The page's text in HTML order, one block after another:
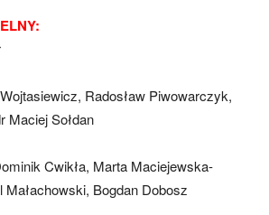
Radosław Piwowarczyk,
Maciej Sołdan
Cwikła, Marta Maciejewska-
Bogdan Dobosz